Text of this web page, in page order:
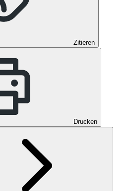
Zitieren
Drucken